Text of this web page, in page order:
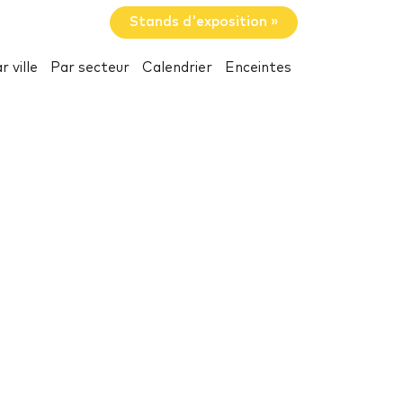
Stands d'exposition »
ville Par secteur Calendrier Enceintes